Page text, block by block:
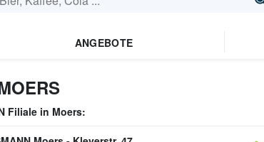
ANGEBOTE
Filiale in Moers: